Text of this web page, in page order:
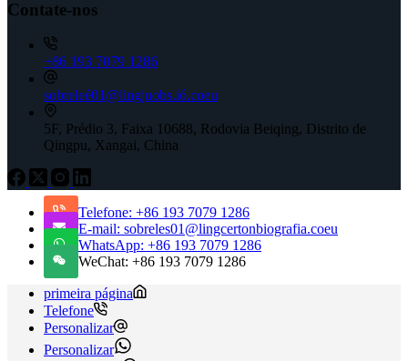
Contate-nos
+86 193 7079 1286
sobreleé01@lingjuobs.ió.coeu
5F, Prédio 3, Faixa 10688, Rodovia Beiqing, Distrito de
Qingpu, Xangai, China
Telefone: +86 193 7079 1286
E-mail: sobreles01@lingcertonbiografia.coeu
WhatsApp: +86 193 7079 1286
WeChat: +86 193 7079 1286
primeira página
Telefone
Personalizar
Personalizar